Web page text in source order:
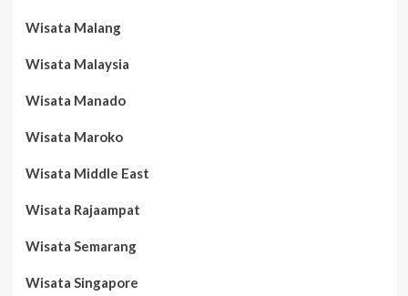
Wisata Malang
Wisata Malaysia
Wisata Manado
Wisata Maroko
Wisata Middle East
Wisata Rajaampat
Wisata Semarang
Wisata Singapore